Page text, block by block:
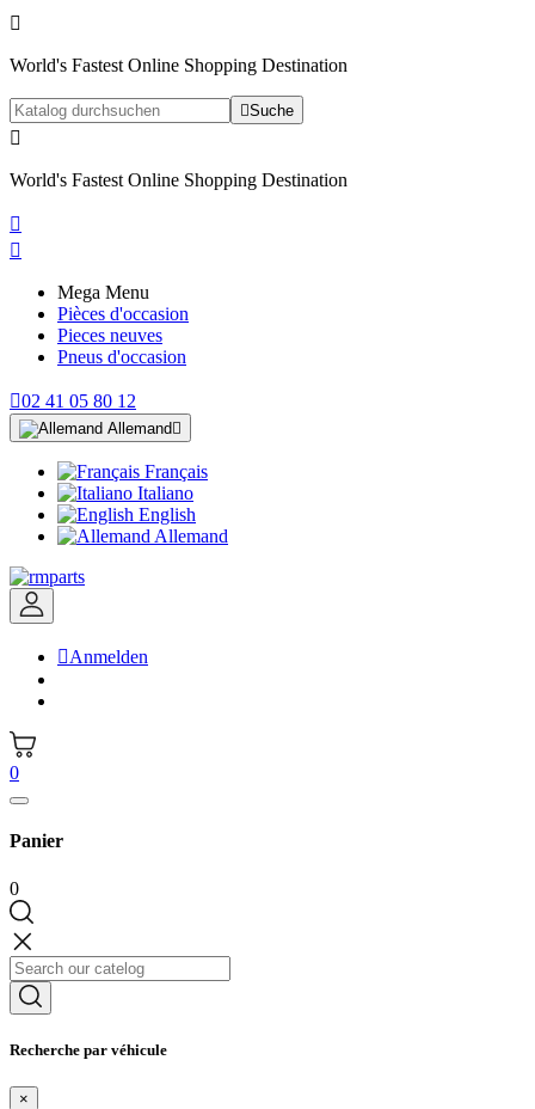

World's Fastest Online Shopping Destination
Suche

World's Fastest Online Shopping Destination


Mega Menu
Pièces d'occasion
Pieces neuves
Pneus d'occasion
02 41 05 80 12
Allemand 
Français
Italiano
English
Allemand
Anmelden
0
Panier
0
Recherche par véhicule
×